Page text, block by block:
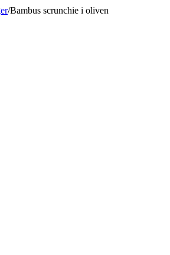
/Bambus scrunchie i oliven